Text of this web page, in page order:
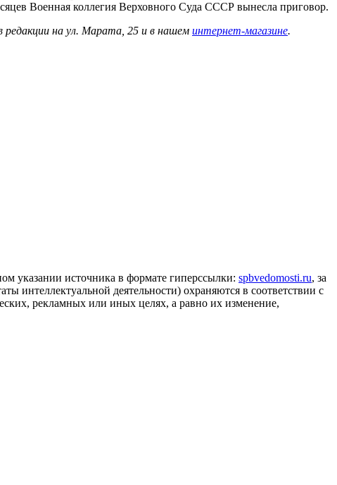
Военная коллегия Верховного Суда СССР вынесла приговор.
на ул. Марата, 25 и в нашем интернет-магазине.
указании источника в формате гиперссылки: spbvedomosti.ru, за
интеллектуальной деятельности) охраняются в соответствии с
рекламных или иных целях, а равно их изменение,